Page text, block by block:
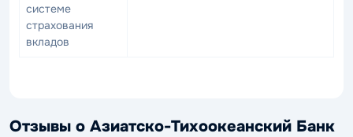
системе
страхования
вкладов
Несмотря на региональную прописку, АТБ активно
развивает дистанционные сервисы: мобильное
приложение банка входит в топ-50 лучших
Отзывы о Азиатско-Тихоокеанский Банк